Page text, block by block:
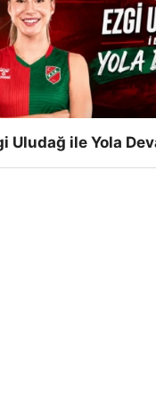
Uludağ ile Yola